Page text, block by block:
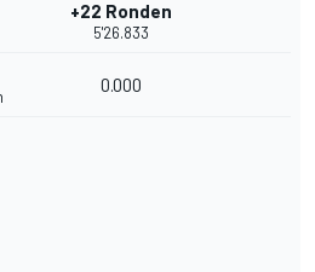
+22 Ronden
5'26.833
0.000